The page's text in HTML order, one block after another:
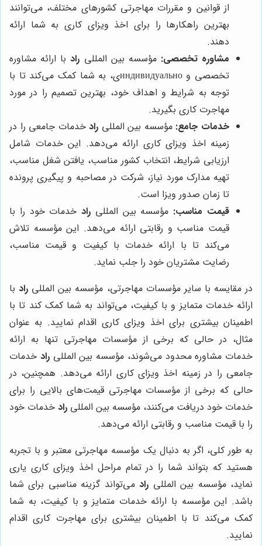
از قوانین و مقررات مهاجرتی کشورهای مختلف، می‌توانند
بهترین راهکارها را برای اخذ ویزای کاری به شما ارائه
دهند.
مشاوره تخصصی: مؤسسه بین المللی رادبا ارائه مشاوره
تخصصی و индивидуальноی، به شما کمک می‌کند تا با
توجه به شرایط و اهداف خود، بهترین تصمیم را در مورد
مهاجرت کاری بگیرید.
خدمات جامع: مؤسسه بین المللی رادخدمات جامعی را در
زمینه اخذ ویزای کاری ارائه می‌دهد. این خدمات شامل
ارزیابی شرایط، انتخاب کشور مناسب، یافتن شغل مناسب،
تهیه مدارک مورد نیاز، شرکت در مصاحبه و پیگیری پرونده
تا زمان صدور ویزا است.
قیمت مناسب: مؤسسه بین المللی رادخدمات خود را با
قیمت مناسب و رقابتی ارائه می‌دهد. این مؤسسه تلاش
می‌کند تا با ارائه خدمات با کیفیت و قیمت مناسب،
رضایت مشتریان خود را جلب نماید.
در مقایسه با سایر مؤسسات مهاجرتی، مؤسسه بین المللی رادبا
ارائه خدمات متمایز و با کیفیت، می‌تواند به شما کمک کند تا با
اطمینان بیشتری برای اخذ ویزای کاری اقدام نمایید. به عنوان
مثال، در حالی که برخی از مؤسسات مهاجرتی تنها به ارائه
خدمات مشاوره محدود می‌شوند، مؤسسه بین المللیراد خدمات
جامعی را در زمینه اخذ ویزای کاری ارائه می‌دهد. همچنین، در
حالی که برخی از مؤسسات مهاجرتی قیمت‌های بالایی را برای
خدمات خود دریافت می‌کنند، مؤسسه بین المللی راد خدمات خود
را با قیمت مناسب و رقابتی ارائه می‌دهد.
به طور کلی، اگر به دنبال یک مؤسسه مهاجرتی معتبر و با تجربه
هستید که بتواند شما را در تمام مراحل اخذ ویزای کاری یاری
نماید، مؤسسه بین المللی رادمی‌تواند گزینه مناسبی برای شما
باشد. این مؤسسه با ارائه خدمات متمایز و با کیفیت، به شما
کمک می‌کند تا با اطمینان بیشتری برای مهاجرت کاری اقدام
نمایید.